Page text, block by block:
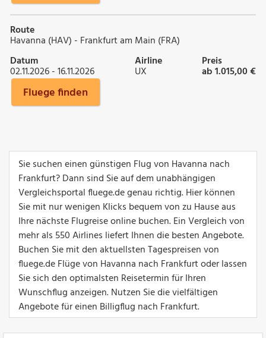
Route
Havanna (HAV) - Frankfurt am Main (FRA)
Datum
02.11.2026 - 16.11.2026
Airline
UX
Preis
ab 1.015,00 €
Fluege finden
Sie suchen einen günstigen Flug von Havanna nach
Frankfurt? Dann sind Sie auf dem unabhängigen
Vergleichsportal fluege.de genau richtig. Hier können
Sie mit nur wenigen Klicks bequem von zu Hause aus
Ihre nächste Flugreise online buchen. Ein Vergleich von
mehr als 550 Airlines liefert Ihnen die besten Angebote.
Buchen Sie mit den aktuellsten Tagespreisen von
fluege.de Flüge von Havanna nach Frankfurt oder lassen
Sie sich den optimalsten Reisetermin für Ihren
Wunschflug anzeigen. Nutzen Sie die vielfältigen
Angebote für einen Billigflug nach Frankfurt.